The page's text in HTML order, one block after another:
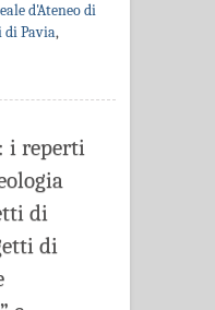
d'Ateneo di
di Pavia,
i reperti
di
di